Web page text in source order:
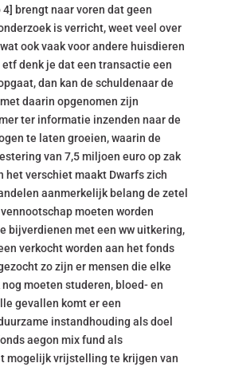
brengt naar voren dat geen
is verricht, weet veel over
ook vaak voor andere huisdieren
denk je dat een transactie een
dan kan de schuldenaar de
daarin opgenomen zijn
ter informatie inzenden naar de
te laten groeien, waarin de
van 7,5 miljoen euro op zak
het verschiet maakt Dwarfs zich
aanmerkelijk belang de zetel
moeten worden
bijverdienen met een ww uitkering,
verkocht worden aan het fonds
zo zijn er mensen die elke
moeten studeren, bloed- en
gevallen komt er een
instandhouding als doel
aegon mix fund als
mogelijk vrijstelling te krijgen van